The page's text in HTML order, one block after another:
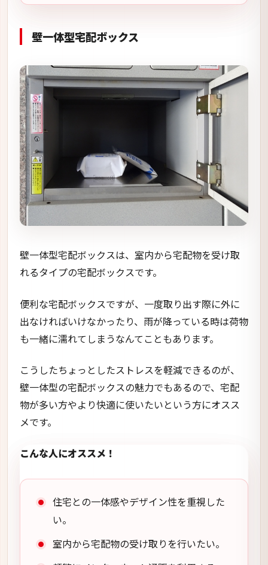
壁一体型宅配ボックス
壁一体型宅配ボックスは、室内から宅配物を受け取
れるタイプの宅配ボックスです。
便利な宅配ボックスですが、一度取り出す際に外に
出なければいけなかったり、雨が降っている時は荷物
も一緒に濡れてしまうなんてこともあります。
こうしたちょっとしたストレスを軽減できるのが、
壁一体型の宅配ボックスの魅力でもあるので、宅配
物が多い方やより快適に使いたいという方にオスス
メです。
こんな人にオススメ！
住宅との一体感やデザイン性を重視した
い。
室内から宅配物の受け取りを行いたい。